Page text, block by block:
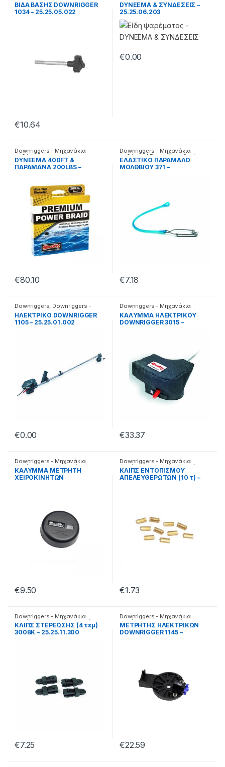
BΙΔΑ ΒΑΣΗΣ DOWNRIGGER
1034 – 25.25.05.022
€10.64
DYNEEMA & ΣΥΝΔΕΣΕΙΣ –
25.25.06.203
€0.00
Downriggers - Μηχανάκια
καθέτης
DYNEEMA 400FT &
ΠΑΡΑΜΑΝΑ 200LBS –
€80.10
Downriggers - Μηχανάκια
καθέτης,Αξεσουάρ καθετής
EΛΑΣΤΙΚΟ ΠΑΡΑΜΑΛΟ
ΜΟΛΘΒΙΟΥ 371 –
€7.18
Downriggers, Downriggers -
Μηχανάκια καθέτης
HΛΕΚΤΡΙΚΟ DOWNRIGGER
1105 – 25.25.01.002
€0.00
Downriggers - Μηχανάκια
καθέτης, Αξεσουάρ καθετής
KAΛYMΜA HΛEKΤΡΙΚΟΥ
DOWNRIGGER 3015 –
€33.37
Downriggers - Μηχανάκια
καθέτης,Ανταλλακτικά
KΑΛΥΜΜΑ ΜΕΤΡΗΤΗ
ΧΕΙΡΟΚΙΝΗΤΩΝ
€9.50
Downriggers - Μηχανάκια
καθέτης,Αξεσουάρ καθετής
KΛΙΠΣ ΕΝΤΟΠΙΣΜΟΥ
ΑΠΕΛΕΥΘΕΡΩΤΩΝ (10 τ) –
€1.73
Downriggers - Μηχανάκια
καθέτης,Αξεσουάρ καθετής
KΛΙΠΣ ΣΤΕΡΕΩΣΗΣ (4 τεμ)
300ΒΚ – 25.25.11.300
€7.25
Downriggers - Μηχανάκια
καθέτης,Ανταλλακτικά
MΕΤΡΗΤΗΣ ΗΛΕΚΤΡΙΚΩΝ
DOWNRIGGER 1145 –
€22.59